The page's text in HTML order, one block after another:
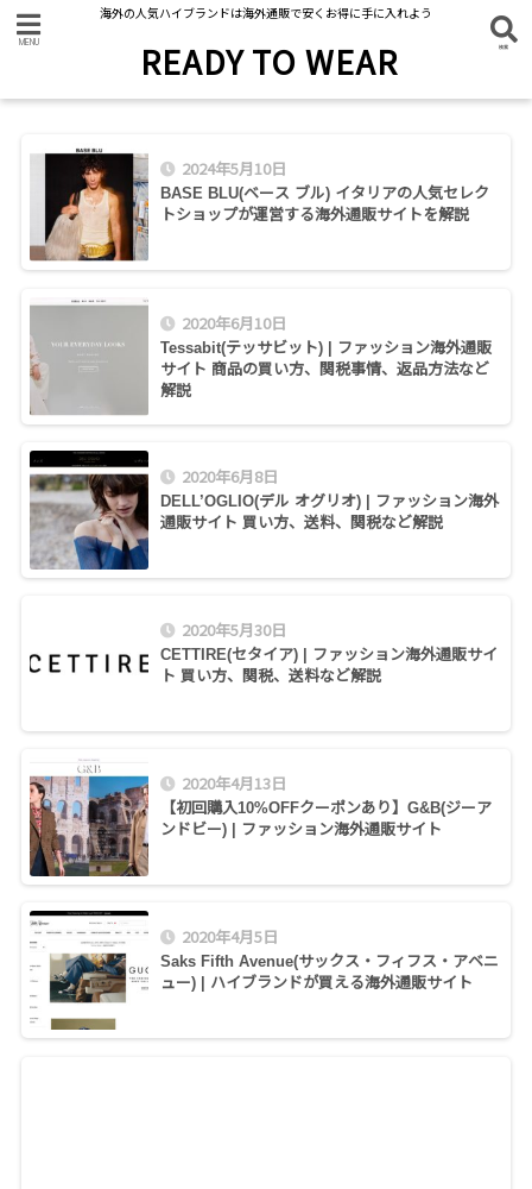
海外の人気ハイブランドは海外通販で安くお得に手に入れよう
READY TO WEAR
2024年5月10日
BASE BLU(ベース ブル) イタリアの人気セレク
トショップが運営する海外通販サイトを解説
2020年6月10日
Tessabit(テッサビット) | ファッション海外通販
サイト 商品の買い方、関税事情、返品方法など
解説
2020年6月8日
DELL’OGLIO(デル オグリオ) | ファッション海外
通販サイト 買い方、送料、関税など解説
2020年5月30日
CETTIRE(セタイア) | ファッション海外通販サイ
ト 買い方、関税、送料など解説
2020年4月13日
【初回購入10%OFFクーポンあり】G&B(ジーア
ンドビー) | ファッション海外通販サイト
2020年4月5日
Saks Fifth Avenue(サックス・フィフス・アベニ
ュー) | ハイブランドが買える海外通販サイト